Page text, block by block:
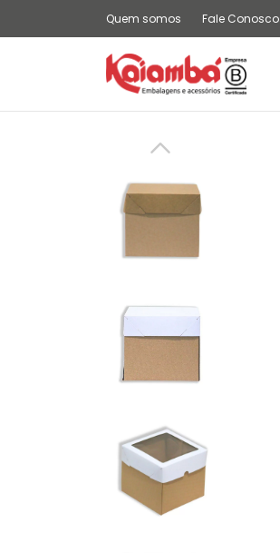
Quem somos Fale Conosco